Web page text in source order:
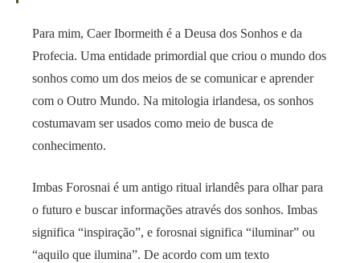
Para mim, Caer Ibormeith é a Deusa dos Sonhos e da
Profecia. Uma entidade primordial que criou o mundo dos
sonhos como um dos meios de se comunicar e aprender
com o Outro Mundo. Na mitologia irlandesa, os sonhos
costumavam ser usados como meio de busca de
conhecimento.
Imbas Forosnai é um antigo ritual irlandês para olhar para
o futuro e buscar informações através dos sonhos. Imbas
significa “inspiração”, e forosnai significa “iluminar” ou
“aquilo que ilumina”. De acordo com um texto